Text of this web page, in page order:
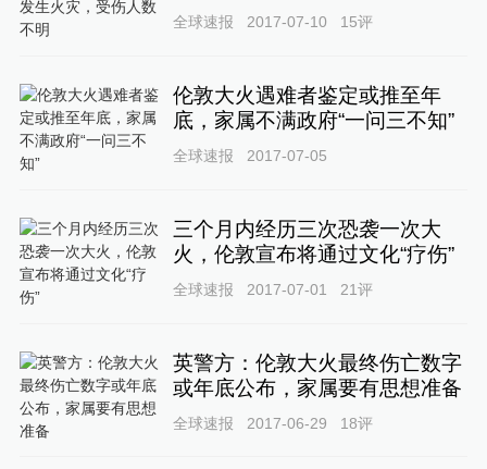
全球速报 2017-07-10 15评
伦敦大火遇难者鉴定或推至年
底，家属不满政府“一问三不知”
全球速报 2017-07-05
三个月内经历三次恐袭一次大
火，伦敦宣布将通过文化“疗伤”
全球速报 2017-07-01 21评
英警方：伦敦大火最终伤亡数字
或年底公布，家属要有思想准备
全球速报 2017-06-29 18评